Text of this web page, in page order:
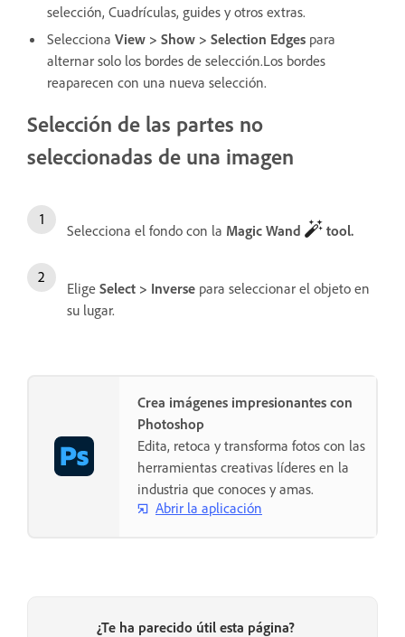
selección, Cuadrículas, guides y otros extras.
Selecciona View > Show > Selection Edges para
alternar solo los bordes de selección.Los bordes
reaparecen con una nueva selección.
Selección de las partes no
seleccionadas de una imagen
Selecciona el fondo con la Magic Wand tool.
Elige Select > Inverse para seleccionar el objeto en
su lugar.
Crea imágenes impresionantes con
Photoshop
Edita, retoca y transforma fotos con las
herramientas creativas líderes en la
industria que conoces y amas.
Abrir la aplicación
¿Te ha parecido útil esta página?